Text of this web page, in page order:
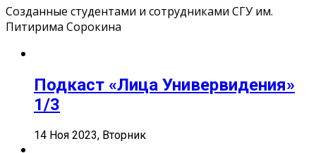
Созданные студентами и сотрудниками СГУ им.
Питирима Сорокина
Подкаст «Лица Универвидения»
1/3
14 Ноя 2023, Вторник